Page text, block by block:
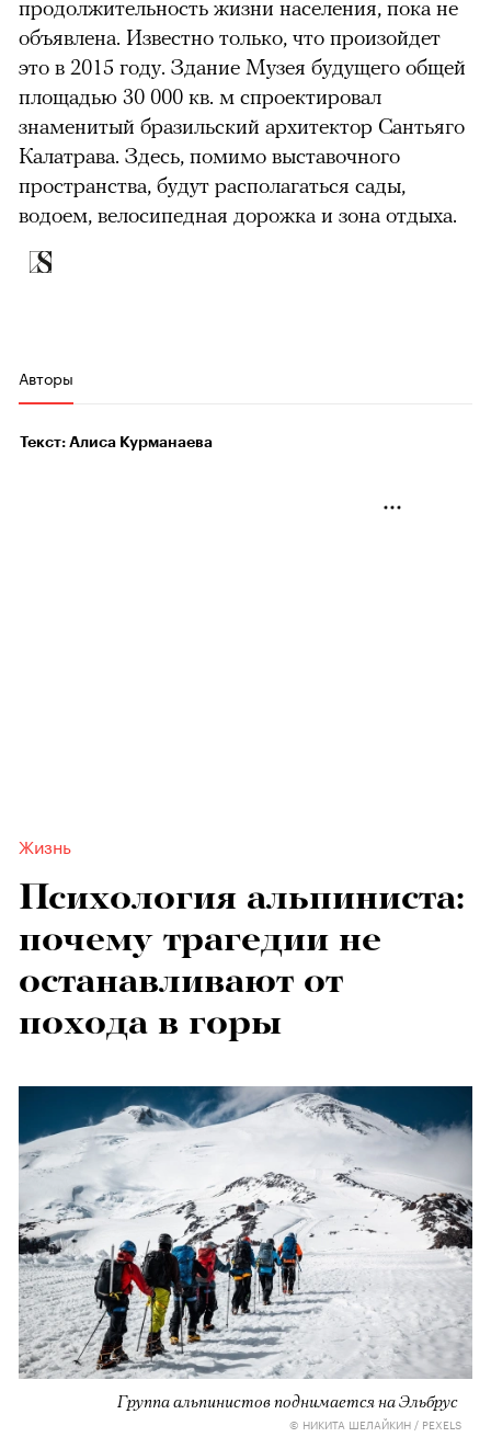
продолжительность жизни населения, пока не
объявлена. Известно только, что произойдет
это в 2015 году. Здание Музея будущего общей
площадью 30 000 кв. м спроектировал
знаменитый бразильский архитектор Сантьяго
Калатрава. Здесь, помимо выставочного
пространства, будут располагаться сады,
водоем, велосипедная дорожка и зона отдыха.
Авторы
Текст: Алиса Курманаева
Жизнь
Психология альпиниста:
почему трагедии не
останавливают от
похода в горы
Группа альпинистов поднимается на Эльбрус
© НИКИТА ШЕЛАЙКИН / PEXELS